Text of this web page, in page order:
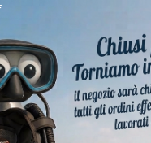
Subacquea Maschere